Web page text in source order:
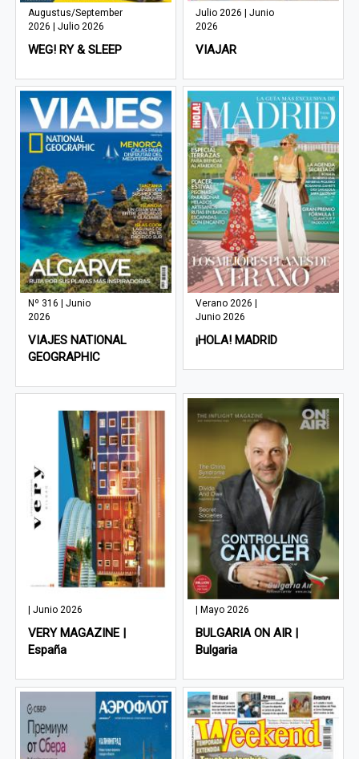
Augustus/September
2026 | Julio 2026
WEG! RY & SLEEP
Julio 2026 | Junio
2026
VIAJAR
Nº 316 | Junio
2026
VIAJES NATIONAL
GEOGRAPHIC
Verano 2026 |
Junio 2026
¡HOLA! MADRID
| Junio 2026
VERY MAGAZINE |
España
| Mayo 2026
BULGARIA ON AIR |
Bulgaria